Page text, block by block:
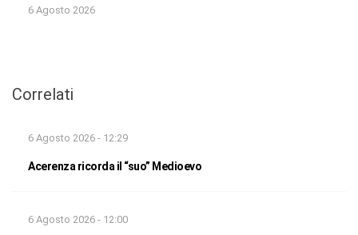
6 Agosto 2026
Correlati
6 Agosto 2026 - 12:29
Acerenza ricorda il “suo” Medioevo
6 Agosto 2026 - 12:00